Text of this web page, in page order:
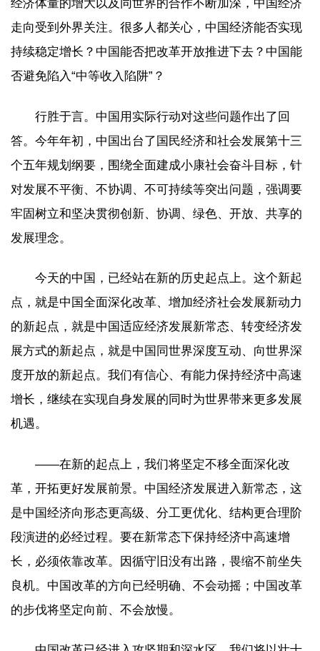
经济体量的增大以及同世界的合作不断加深，中国经济
走向受到外界关注。很多人都关心，中国经济能否实现
持续稳定增长？中国能否把改革开放推进下去？中国能
否避免陷入“中等收入陷阱”？
行胜于言。中国用实际行动对这些问题作出了回
答。今年年初，中国出台了国民经济和社会发展第十三
个五年规划纲要，围绕全面建成小康社会奋斗目标，针
对发展不平衡、不协调、不可持续等突出问题，强调要
牢固树立和坚决贯彻创新、协调、绿色、开放、共享的
发展理念。
今天的中国，已经站在新的历史起点上。这个新起
点，就是中国全面深化改革、增加经济社会发展新动力
的新起点，就是中国适应经济发展新常态、转变经济发
展方式的新起点，就是中国同世界深度互动、向世界深
度开放的新起点。我们有信心、有能力保持经济中高速
增长，继续在实现自身发展的同时为世界带来更多发展
机遇。
——在新的起点上，我们将坚定不移全面深化改
革，开拓更好发展前景。中国经济发展进入新常态，这
是中国经济向形态更高级、分工更优化、结构更合理阶
段演进的必经过程。要在新常态下保持经济中高速增
长，必须依靠改革。因循守旧没有出路，畏缩不前坐失
良机。中国改革的方向已经明确、不会动摇；中国改革
的步伐将坚定向前、不会放慢。